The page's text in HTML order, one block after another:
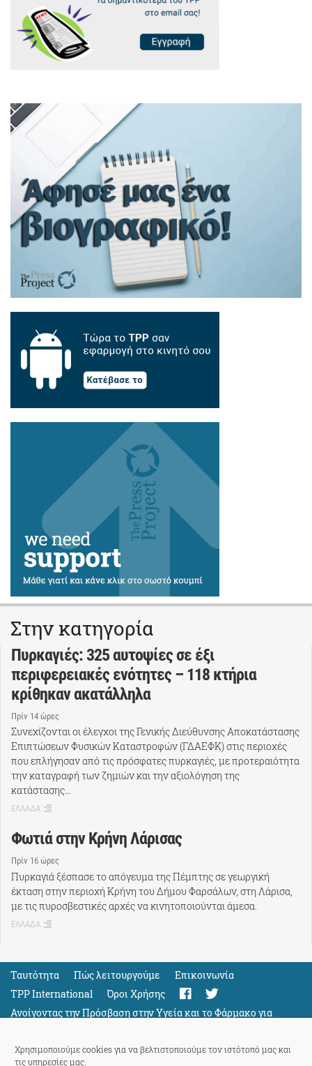
Χρησιμοποιούμε cookies για να βελτιστοποιούμε τον ιστότοπό μας και
τις υπηρεσίες μας.
Στην κατηγορία
Πυρκαγιές: 325 αυτοψίες σε έξι
περιφερειακές ενότητες – 118 κτήρια
κρίθηκαν ακατάλληλα
Πρίν 14 ώρες
Συνεχίζονται οι έλεγχοι της Γενικής Διεύθυνσης Αποκατάστασης
Επιπτώσεων Φυσικών Καταστροφών (ΓΔΑΕΦΚ) στις περιοχές
που επλήγησαν από τις πρόσφατες πυρκαγιές, με προτεραιότητα
την καταγραφή των ζημιών και την αξιολόγηση της
κατάστασης…
ΕΛΛΑΔΑ
Φωτιά στην Κρήνη Λάρισας
Πρίν 16 ώρες
Πυρκαγιά ξέσπασε το απόγευμα της Πέμπτης σε γεωργική
έκταση στην περιοχή Κρήνη του Δήμου Φαρσάλων, στη Λάρισα,
με τις πυροσβεστικές αρχές να κινητοποιούνται άμεσα.
ΕΛΛΑΔΑ
Ταυτότητα Πώς λειτουργούμε
Eπικοινωνία
TPP International
Όροι Χρήσης
Ανοίγοντας την Πρόσβαση στην Υγεία και το Φάρμακο για
Όλους
Support